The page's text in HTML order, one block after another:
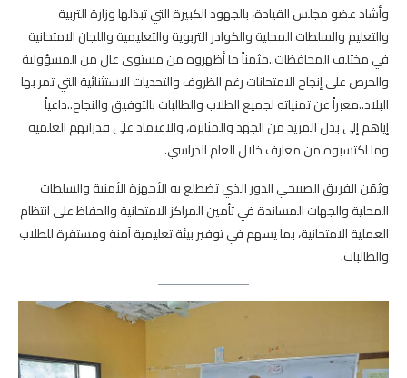
وأشاد عضو مجلس القيادة، بالجهود الكبيرة التي تبذلها وزارة التربية
والتعليم والسلطات المحلية والكوادر التربوية والتعليمية واللجان الامتحانية
في مختلف المحافظات..مثمناً ما أظهروه من مستوى عال من المسؤولية
والحرص على إنجاح الامتحانات رغم الظروف والتحديات الاستثنائية التي تمر بها
البلاد..معبراً عن تمنياته لجميع الطلاب والطالبات بالتوفيق والنجاح..داعياً
إياهم إلى بذل المزيد من الجهد والمثابرة، والاعتماد على قدراتهم العلمية
وما اكتسبوه من معارف خلال العام الدراسي.
وثمّن الفريق الصبيحي الدور الذي تضطلع به الأجهزة الأمنية والسلطات
المحلية والجهات المساندة في تأمين المراكز الامتحانية والحفاظ على انتظام
العملية الامتحانية، بما يسهم في توفير بيئة تعليمية آمنة ومستقرة للطلاب
والطالبات.